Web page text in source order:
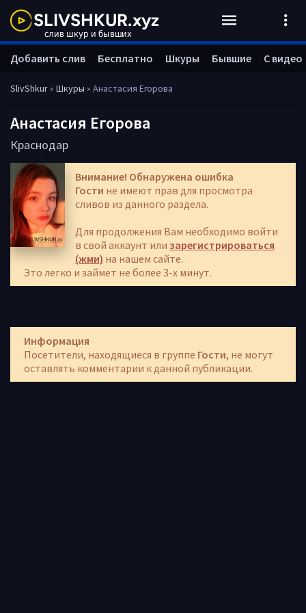
SlivShkur» Шкуры » Анастасия Егорова
Анастасия Егорова
Краснодар
Внимание! Обнаружена ошибка
Гости не имеют прав для просмотра
сливов из данного раздела.
Для продолжения Вам необходимо войти
в свой аккаунт или зарегистрироваться
(жми) на нашем сайте.
Это легко и займет не более 3-х минут.
Информация
Посетители, находящиеся в группе Гости, не могут
оставлять комментарии к данной публикации.
Добавить слив Бесплатно Шкуры Бывшие С видео